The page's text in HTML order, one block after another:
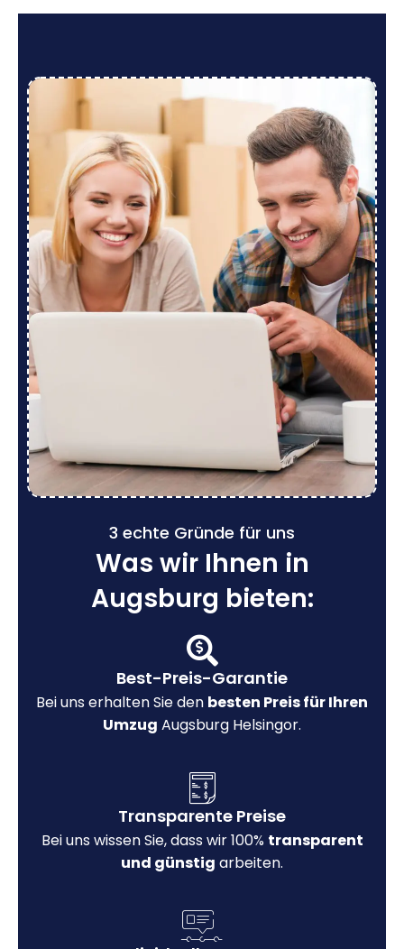
3 echte Gründe für uns
Was wir Ihnen in
Augsburg bieten:
Best-Preis-Garantie
Bei uns erhalten Sie den besten Preis für Ihren
Umzug Augsburg Helsingor.
Transparente Preise
Bei uns wissen Sie, dass wir 100% transparent
und günstig arbeiten.